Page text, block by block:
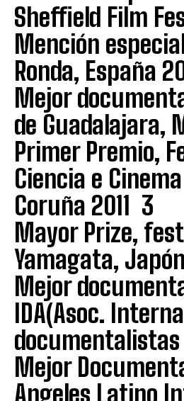
Sheffield Film
Mención
Ronda, España
Mejor
de Guadalajara,
Primer Premio,
Ciencia e
Coruña 2011 3
Mayor Prize,
Yamagata,
Mejor
IDA(Asoc.
documentalistas
Mejor
Angeles Latino